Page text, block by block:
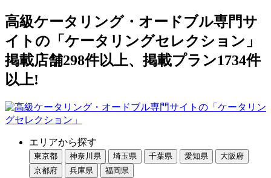
高級ケータリング・オードブル専門サ
イトの「ケータリングセレクション」
掲載店舗298件以上、掲載プラン1734件
以上!
エリアから探す
東京都 神奈川県 埼玉県 千葉県 愛知県
大阪府
京都府
兵庫県 福岡県